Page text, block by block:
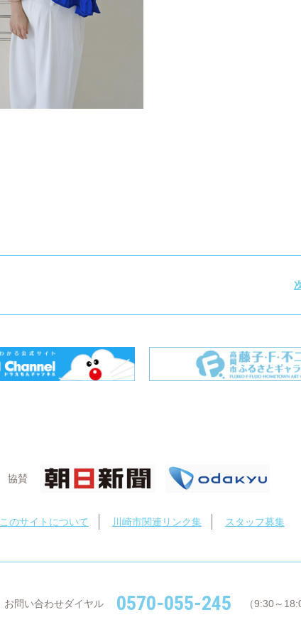
協賛
このサイトについて 川崎市関連リンク集 スタッフ募集
お問い合わせダイヤル 0570-055-245 （9:30～